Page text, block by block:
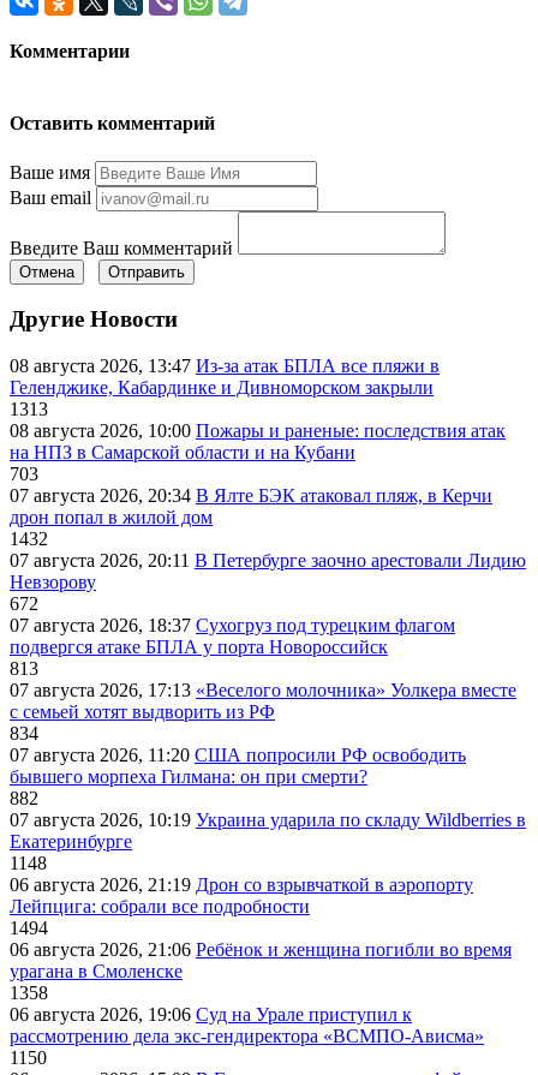
Комментарии
Оставить комментарий
Ваше имя
Ваш email
Введите Ваш комментарий
Отмена Отправить
Другие Новости
08 августа 2026, 13:47 Из-за атак БПЛА все пляжи в
Геленджике, Кабардинке и Дивноморском закрыли
1313
08 августа 2026, 10:00 Пожары и раненые: последствия атак
на НПЗ в Самарской области и на Кубани
703
07 августа 2026, 20:34 В Ялте БЭК атаковал пляж, в Керчи
дрон попал в жилой дом
1432
07 августа 2026, 20:11 В Петербурге заочно арестовали Лидию
Невзорову
672
07 августа 2026, 18:37 Сухогруз под турецким флагом
подвергся атаке БПЛА у порта Новороссийск
813
07 августа 2026, 17:13 «Веселого молочника» Уолкера вместе
с семьей хотят выдворить из РФ
834
07 августа 2026, 11:20 США попросили РФ освободить
бывшего морпеха Гилмана: он при смерти?
882
07 августа 2026, 10:19 Украина ударила по складу Wildberries в
Екатеринбурге
1148
06 августа 2026, 21:19 Дрон со взрывчаткой в аэропорту
Лейпцига: собрали все подробности
1494
06 августа 2026, 21:06 Ребёнок и женщина погибли во время
урагана в Смоленске
1358
06 августа 2026, 19:06 Суд на Урале приступил к
рассмотрению дела экс-гендиректора «ВСМПО-Ависма»
1150